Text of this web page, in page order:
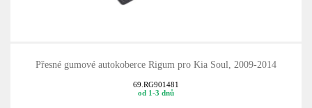
Přesné gumové autokoberce Rigum pro Kia Soul, 2009-2014
69.RG901481
od 1-3 dnů